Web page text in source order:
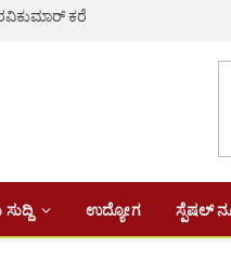
ಕರೆ
ಉದ್ಯೋಗ ಸ್ಪೆಷಲ್